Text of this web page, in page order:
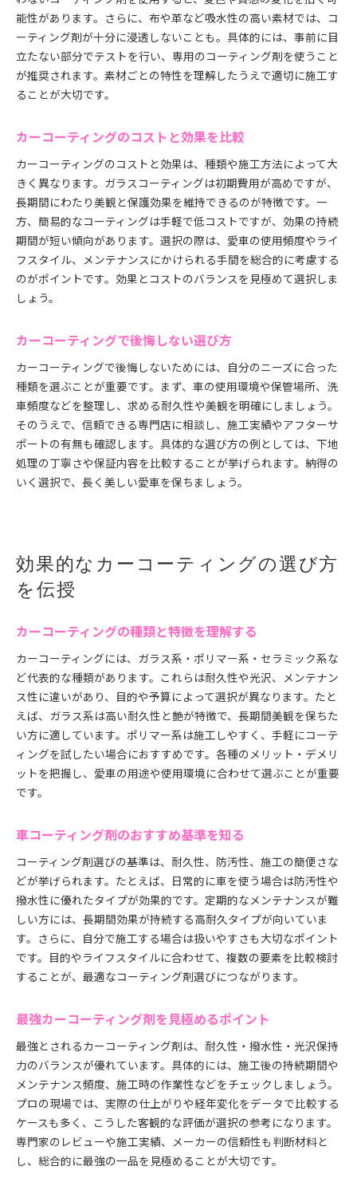
能性があります。さらに、布や革など吸水性の高い素材では、コ
ーティング剤が十分に浸透しないことも。具体的には、事前に目
立たない部分でテストを行い、専用のコーティング剤を使うこと
が推奨されます。素材ごとの特性を理解したうえで適切に施工す
ることが大切です。
カーコーティングのコストと効果を比較
カーコーティングのコストと効果は、種類や施工方法によって大
きく異なります。ガラスコーティングは初期費用が高めですが、
長期間にわたり美観と保護効果を維持できるのが特徴です。一
方、簡易的なコーティングは手軽で低コストですが、効果の持続
期間が短い傾向があります。選択の際は、愛車の使用頻度やライ
フスタイル、メンテナンスにかけられる手間を総合的に考慮する
のがポイントです。効果とコストのバランスを見極めて選択しま
しょう。
カーコーティングで後悔しない選び方
カーコーティングで後悔しないためには、自分のニーズに合った
種類を選ぶことが重要です。まず、車の使用環境や保管場所、洗
車頻度などを整理し、求める耐久性や美観を明確にしましょう。
そのうえで、信頼できる専門店に相談し、施工実績やアフターサ
ポートの有無も確認します。具体的な選び方の例としては、下地
処理の丁寧さや保証内容を比較することが挙げられます。納得の
いく選択で、長く美しい愛車を保ちましょう。
効果的なカーコーティングの選び方
を伝授
カーコーティングの種類と特徴を理解する
カーコーティングには、ガラス系・ポリマー系・セラミック系な
ど代表的な種類があります。これらは耐久性や光沢、メンテナン
ス性に違いがあり、目的や予算によって選択が異なります。たと
えば、ガラス系は高い耐久性と艶が特徴で、長期間美観を保ちた
い方に適しています。ポリマー系は施工しやすく、手軽にコーテ
ィングを試したい場合におすすめです。各種のメリット・デメリ
ットを把握し、愛車の用途や使用環境に合わせて選ぶことが重要
です。
車コーティング剤のおすすめ基準を知る
コーティング剤選びの基準は、耐久性、防汚性、施工の簡便さな
どが挙げられます。たとえば、日常的に車を使う場合は防汚性や
撥水性に優れたタイプが効果的です。定期的なメンテナンスが難
しい方には、長期間効果が持続する高耐久タイプが向いていま
す。さらに、自分で施工する場合は扱いやすさも大切なポイント
です。目的やライフスタイルに合わせて、複数の要素を比較検討
することが、最適なコーティング剤選びにつながります。
最強カーコーティング剤を見極めるポイント
最強とされるカーコーティング剤は、耐久性・撥水性・光沢保持
力のバランスが優れています。具体的には、施工後の持続期間や
メンテナンス頻度、施工時の作業性などをチェックしましょう。
プロの現場では、実際の仕上がりや経年変化をデータで比較する
ケースも多く、こうした客観的な評価が選択の参考になります。
専門家のレビューや施工実績、メーカーの信頼性も判断材料と
し、総合的に最強の一品を見極めることが大切です。